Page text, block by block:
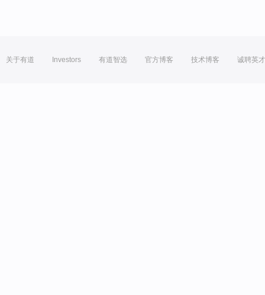
关于有道 Investors 有道智选 官方博客 技术博客 诚聘英才